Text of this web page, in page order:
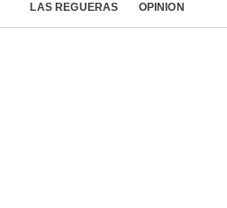
LAS REGUERAS OPINION